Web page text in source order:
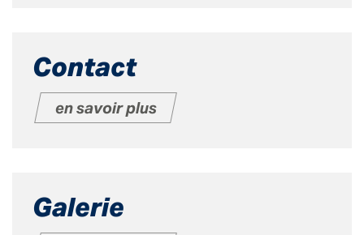
Contact
en savoir plus
Galerie